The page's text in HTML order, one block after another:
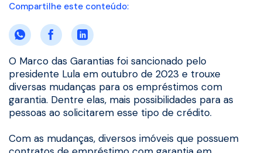
O Marco das Garantias foi sancionado pelo
presidente Lula em outubro de 2023 e trouxe
diversas mudanças para os empréstimos com
garantia. Dentre elas, mais possibilidades para as
pessoas ao solicitarem esse tipo de crédito.
Com as mudanças, diversos imóveis que possuem
Compartilhe este conteúdo: